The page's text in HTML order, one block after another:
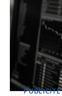
PUBLICITÉ